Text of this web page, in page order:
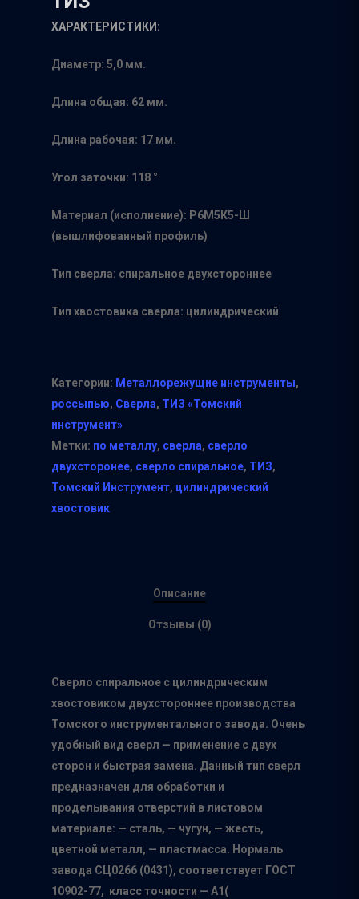
ХАРАКТЕРИСТИКИ:
Диаметр: 5,0 мм.
Длина общая: 62 мм.
Длина рабочая: 17 мм.
Угол заточки: 118 °
Материал (исполнение): Р6М5К5-Ш
(вышлифованный профиль)
Тип сверла: спиральное двухстороннее
Тип хвостовика сверла: цилиндрический
Категории: Металлорежущие инструменты,
россыпью, Сверла, ТИЗ «Томский
инструмент»
Метки: по металлу, сверла, сверло
двухсторонее, сверло спиральное, ТИЗ,
Томский Инструмент, цилиндрический
хвостовик
Описание
Отзывы (0)
Сверло спиральное с цилиндрическим
хвостовиком двухстороннее производства
Томского инструментального завода. Очень
удобный вид сверл — применение с двух
сторон и быстрая замена. Данный тип сверл
предназначен для обработки и
проделывания отверстий в листовом
материале: — сталь, — чугун, — жесть,
цветной металл, — пластмасса. Нормаль
завода СЦ0266 (0431), соответствует ГОСТ
10902-77, класс точности — А1(
Главная
О нас
Каталог
Производители